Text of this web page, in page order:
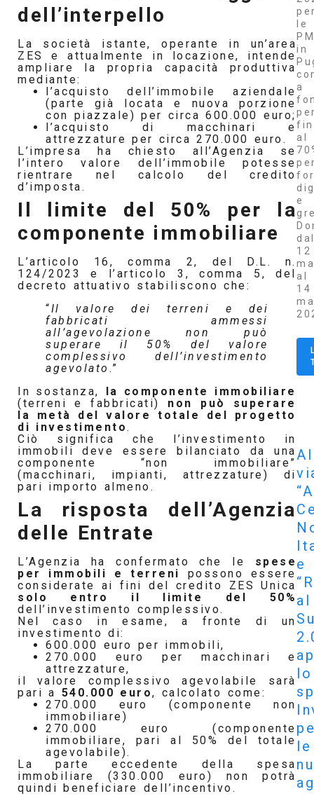
dell’interpello
La società istante, operante in un’area
ZES e attualmente in locazione, intende
ampliare la propria capacità produttiva
mediante:
l’acquisto dell’immobile aziendale
(parte già locata e nuova porzione
con piazzale) per circa 600.000 euro;
l’acquisto di macchinari e
attrezzature per circa 270.000 euro.
L’impresa ha chiesto all’Agenzia se
l’intero valore dell’immobile potesse
rientrare nel calcolo del credito
d’imposta.
Il limite del 50% per la
componente immobiliare
L’articolo 16, comma 2, del D.L. n.
124/2023 e l’articolo 3, comma 5, del
decreto attuativo stabiliscono che:
“Il valore dei terreni e dei
fabbricati ammessi
all’agevolazione non può
superare il 50% del valore
complessivo dell’investimento
agevolato .”
In sostanza,
la componente immobiliare
(terreni e fabbricati) non può superare
la metà del valore totale del progetto
di investimento.
Ciò significa che l’investimento in
immobili deve essere bilanciato da una
componente “non immobiliare”
(macchinari, impianti, attrezzature) di
pari importo almeno.
La risposta dell’Agenzia
delle Entrate
L’Agenzia ha confermato che le spese
per immobili e terreni
possono essere
considerate ai fini del credito ZES Unica
solo entro il limite del 50%
dell’investimento complessivo.
Nel caso in esame, a fronte di un
investimento di:
600.000 euro per immobili,
270.000 euro per macchinari e
attrezzature,
il valore complessivo agevolabile sarà
pari a 540.000 euro, calcolato come:
270.000 euro (componente non
immobiliare)
270.000 euro (componente
immobiliare, pari al 50% del totale
agevolabile).
La parte eccedente della spesa
immobiliare (330.000 euro) non potrà
quindi beneficiare dell’incentivo.
le
in
a
al
e
12
al
14
Al
e
al
lo
le